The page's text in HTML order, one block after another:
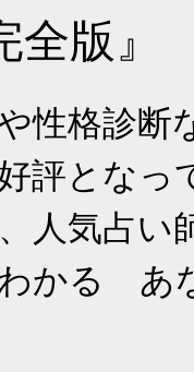
版』
性格診断
評となっ
人気占い
わかる あ